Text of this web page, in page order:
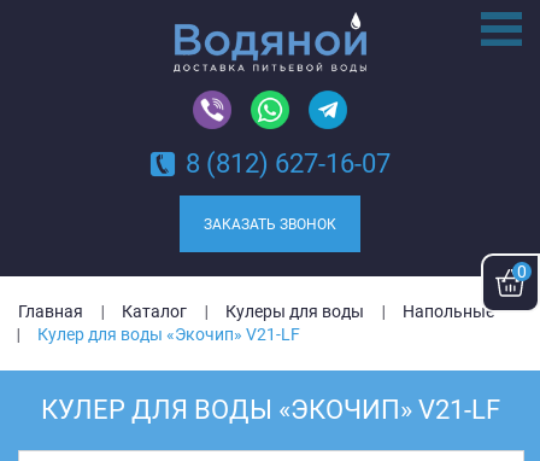
0
8 (812) 627-16-07
ЗАКАЗАТЬ ЗВОНОК
Главная Каталог Кулеры для воды
Напольные
Кулер для воды «Экочип» V21-LF
КУЛЕР ДЛЯ ВОДЫ «ЭКОЧИП» V21-LF